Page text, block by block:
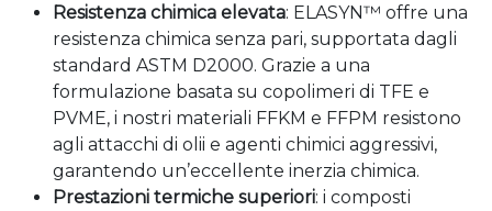
Resistenza chimica elevata: ELASYN™ offre una
resistenza chimica senza pari, supportata dagli
standard ASTM D2000. Grazie a una
formulazione basata su copolimeri di TFE e
PVME, i nostri materiali FFKM e FFPM resistono
agli attacchi di olii e agenti chimici aggressivi,
garantendo un’eccellente inerzia chimica.
Prestazioni termiche superiori: i composti